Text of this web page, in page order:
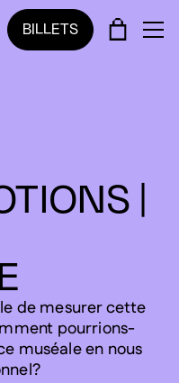
BILLETS PANIER
|
de mesurer cette
pourrions-
muséale en nous